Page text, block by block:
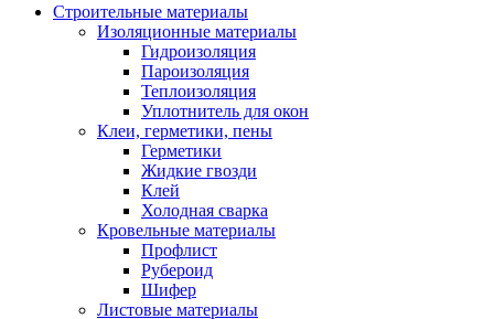
Строительные материалы
Изоляционные материалы
Гидроизоляция
Пароизоляция
Теплоизоляция
Уплотнитель для окон
Клеи, герметики, пены
Герметики
Жидкие гвозди
Клей
Холодная сварка
Кровельные материалы
Профлист
Рубероид
Шифер
Листовые материалы